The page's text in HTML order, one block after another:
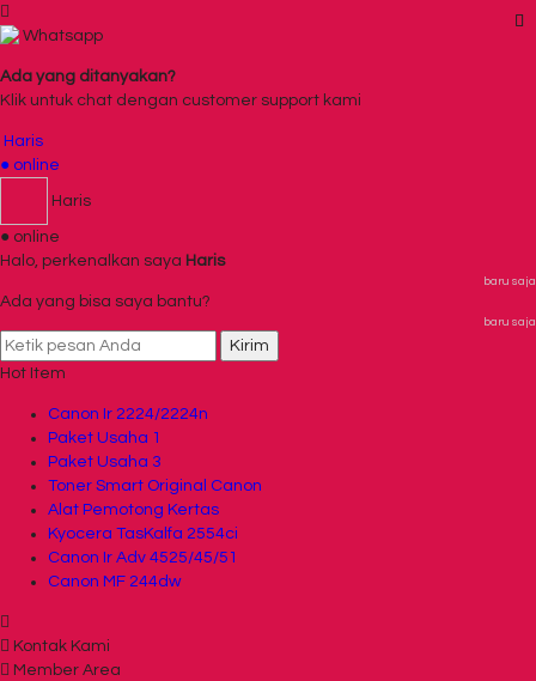
Whatsapp
Ada yang ditanyakan?
Klik untuk chat dengan customer support kami
Haris
● online
Haris
● online
Halo, perkenalkan saya Haris
baru saja
Ada yang bisa saya bantu?
baru saja
Kirim
Hot Item
Canon Ir 2224/2224n
Paket Usaha 1
Paket Usaha 3
Toner Smart Original Canon
Alat Pemotong Kertas
Kyocera TasKalfa 2554ci
Canon Ir Adv 4525/45/51
Canon MF 244dw
Kontak Kami
Member Area